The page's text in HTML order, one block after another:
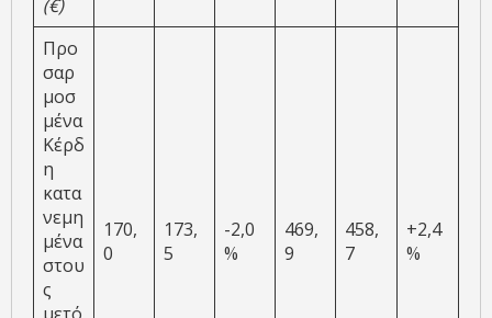
(€)
Προ
σαρ
μοσ
μένα
Κέρδ
η
κατα
νεμη
μένα
στου
ς
170,
0
173,
5
-2,0
%
469,
9
458,
7
+2,4
%